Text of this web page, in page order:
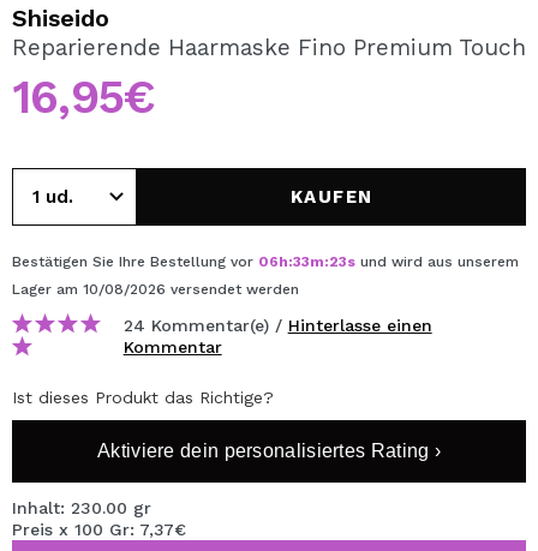
REGISTRIEREN
Durch die Erstellung eines Kontos bei Maquillalia.de
können Sie Ihre Einkäufe schnell tätigen, den Status Ihrer
Shiseido
Reparierende Haarmaske Fino Premium Touch
16,95€
KAUFEN
Bestätigen Sie Ihre Bestellung vor 06h:33m:23s und wird aus unserem
Lager am 10/08/2026 versendet werden
24 Kommentar(e) / Hinterlasse einen
Kommentar
Ist dieses Produkt das Richtige?
Aktiviere dein personalisiertes Rating ›
Inhalt: 230.00 gr
Preis x 100 Gr: 7,37€